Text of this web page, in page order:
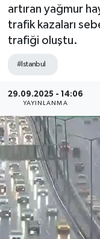
artıran yağmur
trafik kazaları
trafiği oluştu.
#Istanbul
29.09.2025 - 14:06
YAYINLANMA
Genel
Gündem
Siyaset
Spor
Teknoloji
Türkiye
Tüm Manşetler
Son Dakika